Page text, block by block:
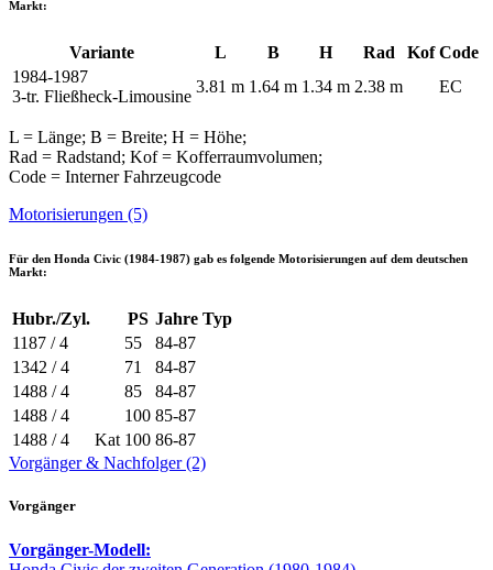
Markt:
Variante L B H Rad Kof Code
1984-1987
3-tr. Fließheck-Limousine
3.81 m 1.64 m 1.34 m 2.38 m EC
L = Länge; B = Breite; H = Höhe;
Rad = Radstand; Kof = Kofferraumvolumen;
Code = Interner Fahrzeugcode
Motorisierungen (5)
Für den Honda Civic (1984-1987) gab es folgende Motorisierungen auf dem deutschen
Markt:
Hubr./Zyl. PS Jahre Typ
1187 / 4
55
84-87
1342 / 4
71
84-87
1488 / 4
85
84-87
1488 / 4
100 85-87
1488 / 4
Kat 100 86-87
Vorgänger & Nachfolger (2)
Vorgänger
Vorgänger-Modell: